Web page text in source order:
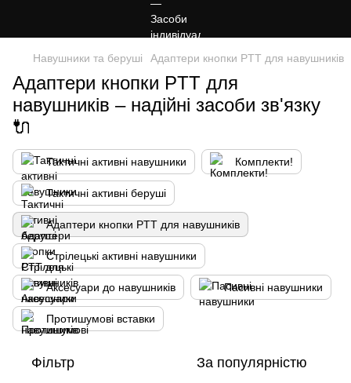
Навушники та беруші Адаптери кнопки PTT для навушників
Адаптери кнопки PTT для
навушників – надійні засоби зв'язку
🔌
Тактичні активні навушники Комплекти!
Тактичні активні беруші
Адаптери кнопки PTT для навушників
Стрілецькі активні навушники
Аксесуари до навушників Пасивні навушники
Протишумові вставки
Фільтр За популярністю